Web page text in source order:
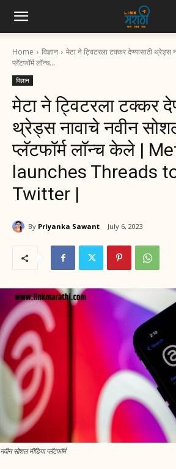
Home विज्ञान
मेटा ने ट्विटरला टक्कर देण्यासाठी थ्रेड्स
प्लॅटफॉर्म लॉन्च...
विज्ञान
मेटा ने ट्विटरला टक्कर
थ्रेड्स नावाचे नवीन
प्लॅटफॉर्म लॉन्च केले |
launches Threads
Twitter |
By Priyanka Sawant July 6, 2023
नवीन सोशल मीडिया प्लॅटफॉर्म